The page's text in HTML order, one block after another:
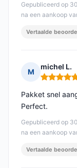
Gepubliceerd op
na een aankoop
Vertaalde
M
michel L.
Gepubliceerd op
na een aankoop
Pakket snel
Perfect.
Vertaalde